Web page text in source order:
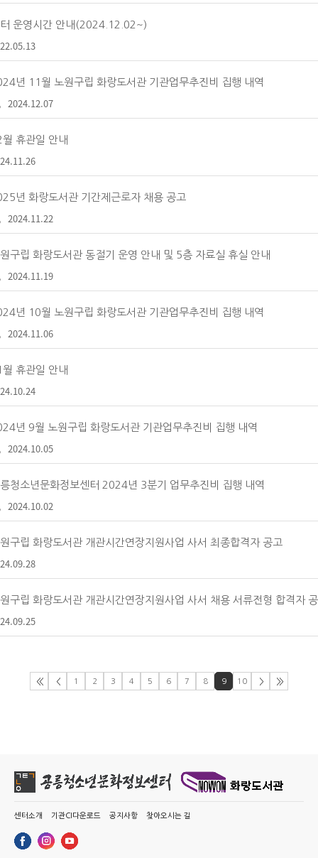
운영시간 안내(2024.12.02~)
년 11월 노원구립 화랑도서관 기관업무추진비 집행 내역
2024.12.07
휴관일 안내
년 화랑도서관 기간제근로자 채용 공고
2024.11.22
구립 화랑도서관 동절기 운영 안내 및 5층 자료실 휴실 안내
2024.11.19
년 10월 노원구립 화랑도서관 기관업무추진비 집행 내역
2024.11.06
휴관일 안내
년 9월 노원구립 화랑도서관 기관업무추진비 집행 내역
2024.10.05
청소년문화정보센터 2024년 3분기 업무추진비 집행 내역
2024.10.02
구립 화랑도서관 개관시간연장지원사업 사서 최종합격자 공고
구립 화랑도서관 개관시간연장지원사업 사서 채용 서류전형 합격자
<< < 1 2 3 4 5 6 7 8 9 10 > >>
센터소개 기관CI다운로드 공지사항 찾아오시는 길